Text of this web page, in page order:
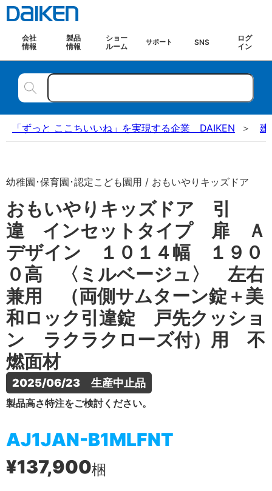
会社
情報
製品
情報
ショー
ルーム
サポート SNS
ログ
イン
「ずっと ここちいいね」を実現する企業 DAIKEN 建
幼稚園･保育園･認定こども園用 / おもいやりキッズドア
おもいやりキッズドア 引
違 インセットタイプ 扉 Ａ
デザイン １０１４幅 １９０
０高 〈ミルベージュ〉 左右
兼用 （両側サムターン錠＋美
和ロック引違錠 戸先クッショ
ン ラクラクローズ付）用 不
燃面材
2025/06/23　生産中止品
製品高さ特注をご検討ください。
AJ1JAN-B1MLFNT
¥137,900梱